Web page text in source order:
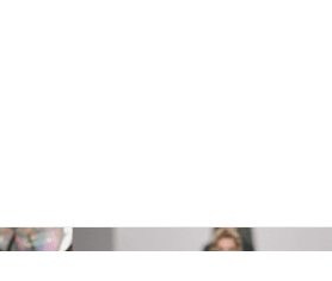
Vogue Runway